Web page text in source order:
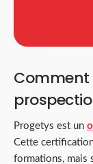
Comment
Progetys est un
Cette
formations, mais